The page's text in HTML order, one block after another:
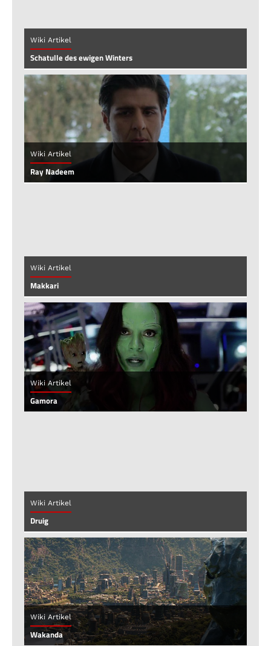
Wiki Artikel
Schatulle des ewigen Winters
Wiki Artikel
Ray Nadeem
Wiki Artikel
Makkari
Wiki Artikel
Gamora
Wiki Artikel
Druig
Wiki Artikel
Wakanda